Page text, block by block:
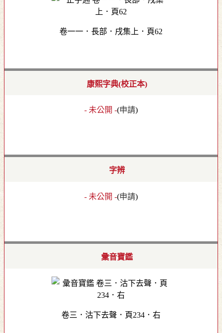
卷一一．長部．戌集上．頁62
康熙字典(校正本)
- 未公開 -(申請)
字辨
- 未公開 -(申請)
彙音寶鑑
卷三．沽下去聲．頁234．右